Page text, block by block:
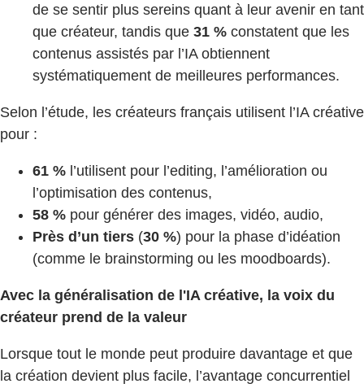
de se sentir plus sereins quant à leur avenir en tant
que créateur, tandis que 31 % constatent que les
contenus assistés par l’IA obtiennent
systématiquement de meilleures performances.
Selon l’étude, les créateurs français utilisent l’IA créative
pour :
61 % l’utilisent pour l’editing, l’amélioration ou
l’optimisation des contenus,
58 % pour générer des images, vidéo, audio,
Près d’un tiers (30 %) pour la phase d’idéation
(comme le brainstorming ou les moodboards).
Avec la généralisation de l'IA créative, la voix du
créateur prend de la valeur
Lorsque tout le monde peut produire davantage et que
la création devient plus facile, l’avantage concurrentiel